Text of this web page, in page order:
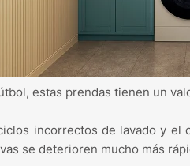
estas prendas tienen un
incorrectos de lavado y
se deterioren mucho más